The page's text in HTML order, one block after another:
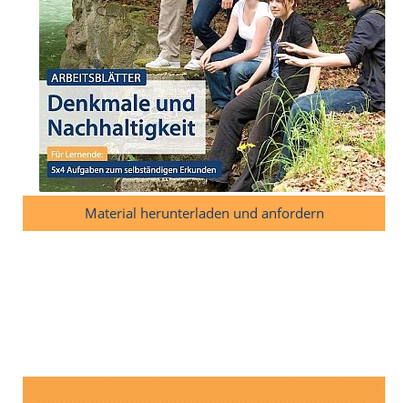
Material herunterladen und anfordern